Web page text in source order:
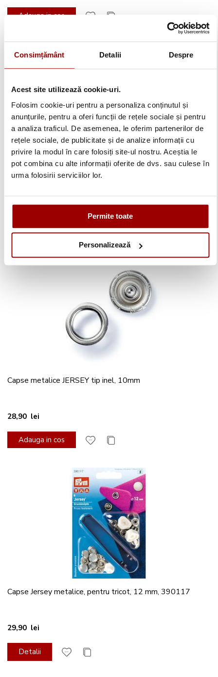
Consimțământ Detalii Despre
Acest site utilizează cookie-uri.
Folosim cookie-uri pentru a personaliza conținutul și
anunțurile, pentru a oferi funcții de rețele sociale și pentru
a analiza traficul. De asemenea, le oferim partenerilor de
rețele sociale, de publicitate și de analize informații cu
privire la modul în care folosiți site-ul nostru. Aceștia le
pot combina cu alte informații oferite de dvs. sau culese în
urma folosirii serviciilor lor.
Permite toate
Personalizează
Adauga in cos
Cleme pentru bretele 405205
28,90 lei
Detalii
Capse metalice JERSEY tip inel, 10mm
28,90 lei
Adauga in cos
Capse Jersey metalice, pentru tricot, 12 mm, 390117
29,90 lei
Detalii